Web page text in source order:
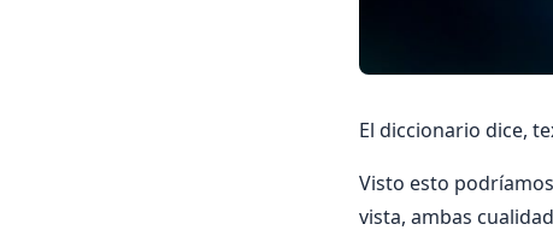
El diccionario dice,
Visto esto
vista, ambas